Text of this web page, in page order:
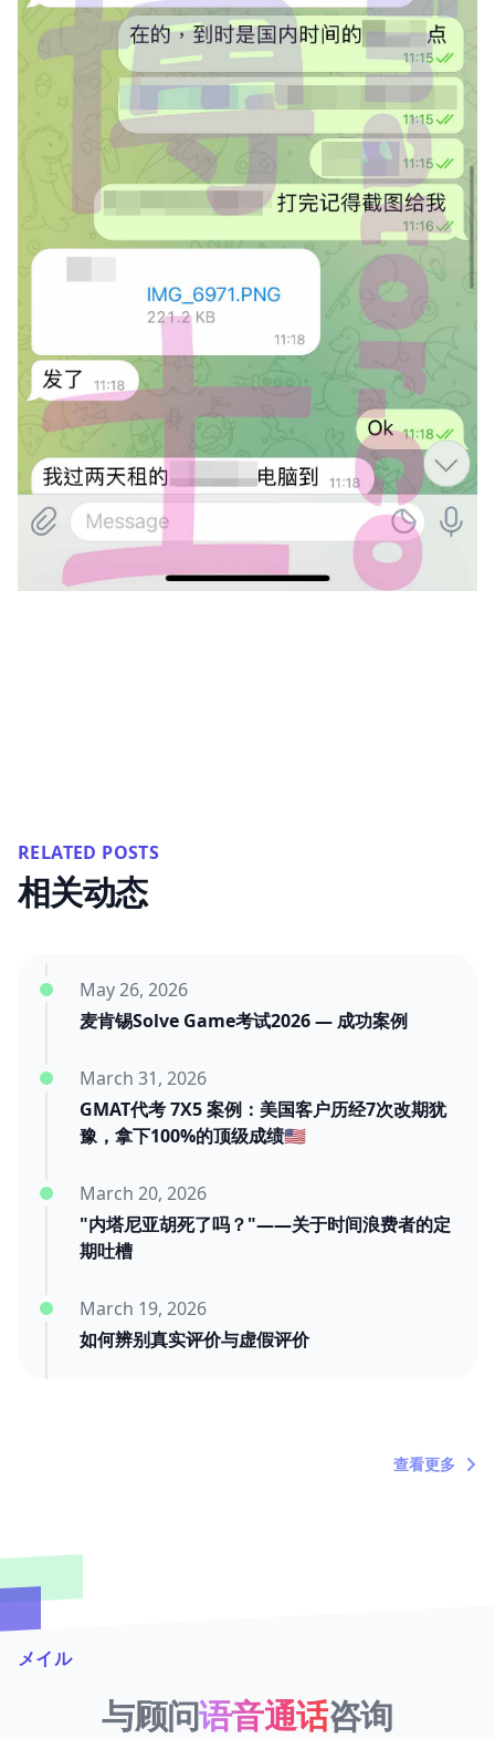
RELATED POSTS
相关动态
麦肯锡Solve Game考试2026 — 成功案例
May 26, 2026
GMAT代考 7X5 案例：美国客户历经7次改期犹
豫，拿下100%的顶级成绩🇺🇸
March 31, 2026
"内塔尼亚胡死了吗？"——关于时间浪费者的定
期吐槽
March 20, 2026
如何辨别真实评价与虚假评价
March 19, 2026
查看更多
メイル
与顾问语音通话咨询